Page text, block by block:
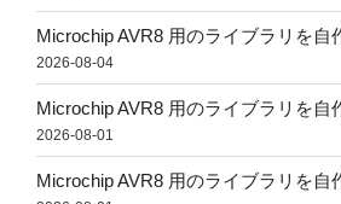
Microchip AVR8 用のライブラリを自
2026-08-04
Microchip AVR8 用のライブラリを自
2026-08-01
Microchip AVR8 用のライブラリを自